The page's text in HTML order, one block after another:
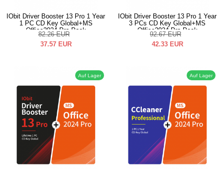
IObit Driver Booster 13 Pro 1 Year
1 PC CD Key Global+MS
Office2024 Pro Pack
82.26 EUR
37.57 EUR
IObit Driver Booster 13 Pro 1 Year
3 PCs CD Key Global+MS
Office2024 Pro Pack
92.67 EUR
42.33 EUR
Auf Lager Auf Lager